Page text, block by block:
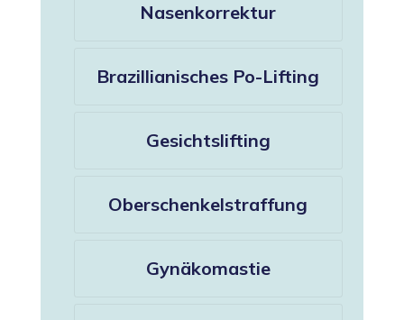
Nasenkorrektur
Brazillianisches Po-Lifting
Gesichtslifting
Oberschenkelstraffung
Gynäkomastie